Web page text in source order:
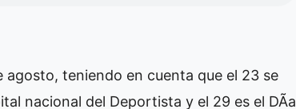
agosto, teniendo en cuenta que el 23 se
nacional del Deportista y el 29 es el DÃ­a